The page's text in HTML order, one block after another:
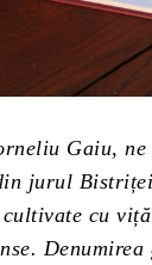
Gaiu,
jurul
cu